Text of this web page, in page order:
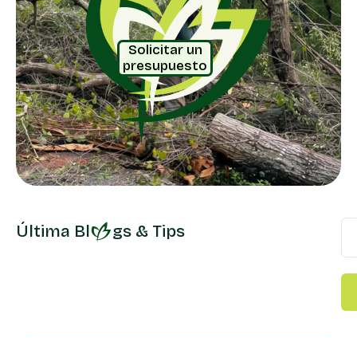
Solicitar un
presupuesto
Última Bl gs & Tips